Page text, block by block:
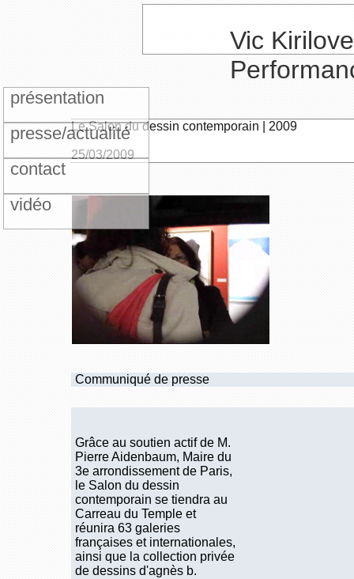
présentation
presse/actualité
contact
vidéo
Vic
Le Salon du dessin contemporain | 2009
25/03/2009
Communiqué de presse
Grâce au soutien actif de M.
Pierre Aidenbaum, Maire du
3e arrondissement de Paris,
le Salon du dessin
contemporain se tiendra au
Carreau du Temple et
réunira 63 galeries
françaises et internationales,
ainsi que la collection privée
de dessins d'agnès b.